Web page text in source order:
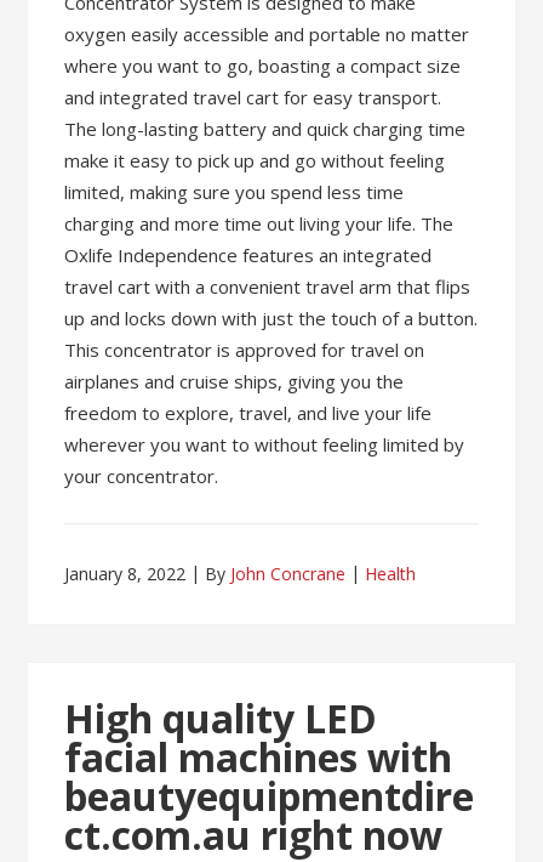
oxygen easily accessible and portable no matter
where you want to go, boasting a compact size
and integrated travel cart for easy transport.
The long-lasting battery and quick charging time
make it easy to pick up and go without feeling
limited, making sure you spend less time
charging and more time out living your life. The
Oxlife Independence features an integrated
travel cart with a convenient travel arm that flips
up and locks down with just the touch of a button.
This concentrator is approved for travel on
airplanes and cruise ships, giving you the
freedom to explore, travel, and live your life
wherever you want to without feeling limited by
your concentrator.
January 8, 2022 By John Concrane Health
High quality LED
facial machines with
beautyequipmentdire
ct.com.au right now